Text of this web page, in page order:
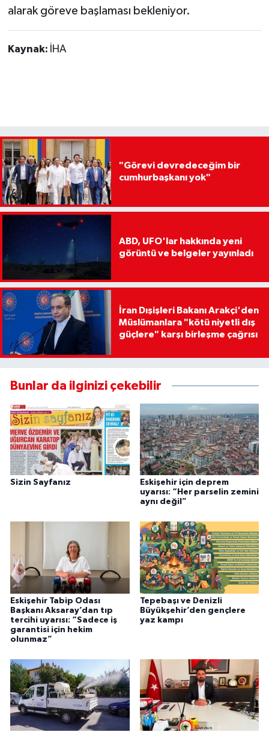
alarak göreve başlaması bekleniyor.
Kaynak: İHA
"Görevi devredeceğim bir
cumhurbaşkanı yok"
ABD, UFO'lar hakkında yeni
görüntü ve belgeler yayınladı
İran Dışişleri Bakanı Arakçi'den
Müslümanlara "kötü niyetli dış
güçlere" karşı birleşme çağrısı
Bunlar da ilginizi çekebilir
Sizin Sayfanız
Eskişehir için deprem
uyarısı: “Her parselin zemini
aynı değil”
Eskişehir Tabip Odası
Başkanı Aksaray’dan tıp
tercihi uyarısı: “Sadece iş
garantisi için hekim
olunmaz”
Tepebaşı ve Denizli
Büyükşehir’den gençlere
yaz kampı